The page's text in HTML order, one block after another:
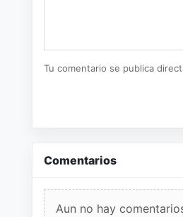
Tu comentario se publica
Comentarios
Aun no hay